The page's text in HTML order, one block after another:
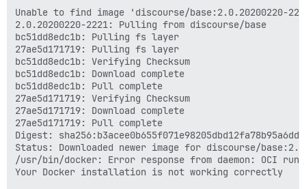
Unable to find image 'discourse/base:2.0.20200220-
2.0.20200220-2221: Pulling from discourse/base
bc51dd8edc1b: Pulling fs layer
27ae5d171719: Pulling fs layer
bc51dd8edc1b: Verifying Checksum
bc51dd8edc1b: Download complete
bc51dd8edc1b: Pull complete
27ae5d171719: Verifying Checksum
27ae5d171719: Download complete
27ae5d171719: Pull complete
Digest:
Status: Downloaded newer image for discourse/
/usr/bin/docker: Error response from daemon: OCI
Your Docker installation is not working correctly